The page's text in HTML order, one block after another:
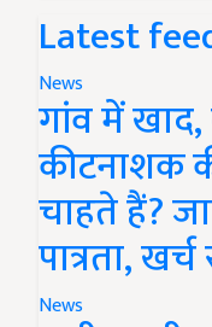
Latest
News
गांव में
कीटनाशक
चाहते हैं?
पात्रता,
News